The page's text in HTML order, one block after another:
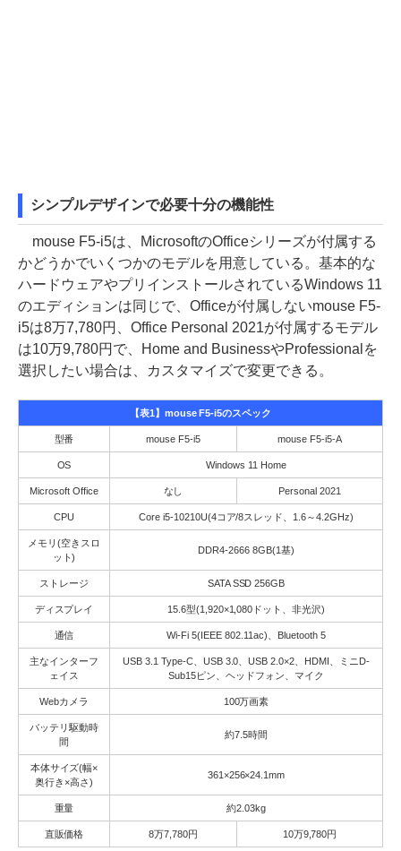
シンプルデザインで必要十分の機能性
mouse F5-i5は、MicrosoftのOfficeシリーズが付属する
かどうかでいくつかのモデルを用意している。基本的な
ハードウェアやプリインストールされているWindows 11
のエディションは同じで、Officeが付属しないmouse F5-
i5は8万7,780円、Office Personal 2021が付属するモデル
は10万9,780円で、Home and BusinessやProfessionalを
選択したい場合は、カスタマイズで変更できる。
【表1】mouse F5-i5のスペック
型番 mouse F5-i5 mouse F5-i5-A
OS Windows 11 Home
Microsoft Office なし Personal 2021
CPU Core i5-10210U(4コア/8スレッド、1.6～4.2GHz)
メモリ(空きスロ
ット)
DDR4-2666 8GB(1基)
ストレージ SATA SSD 256GB
ディスプレイ 15.6型(1,920×1,080ドット、非光沢)
通信 Wi-Fi 5(IEEE 802.11ac)、Bluetooth 5
主なインターフ
ェイス
USB 3.1 Type-C、USB 3.0、USB 2.0×2、HDMI、ミニD-
Sub15ピン、ヘッドフォン、マイク
Webカメラ 100万画素
バッテリ駆動時
間
約7.5時間
本体サイズ(幅×
奥行き×高さ)
361×256×24.1mm
重量 約2.03kg
直販価格 ‭8万7,780円‬ 10万9,780円